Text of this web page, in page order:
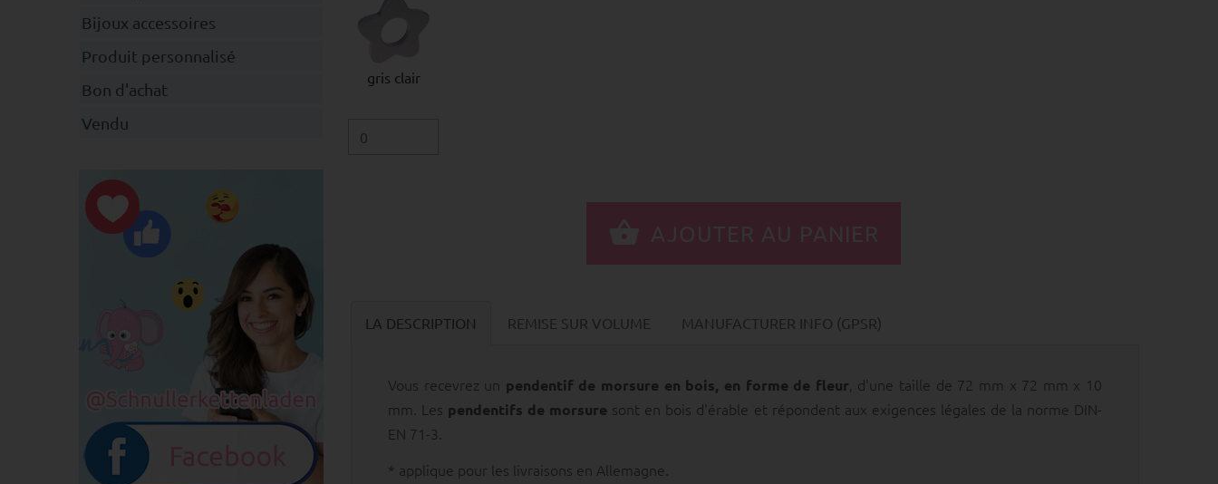
gris clair
LA DESCRIPTION REMISE SUR VOLUME MANUFACTURER INFO (GPSR)
Vous recevrez un pendentif de morsure en bois, en forme de fleur , d'une taille de 72 mm x 72 mm x 10
mm. Les pendentifs de morsure sont en bois d'érable et répondent aux exigences légales de la norme DIN-
EN 71-3.
* applique pour les livraisons en Allemagne.
Bijoux accessoires
Produit personnalisé
Bon d'achat
Vendu